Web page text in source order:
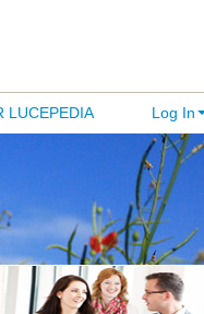
Log In
LUCEPEDIA